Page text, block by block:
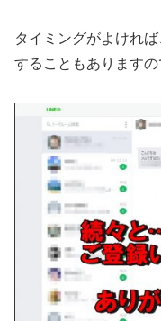
タイミングがよけれ
することもありますの